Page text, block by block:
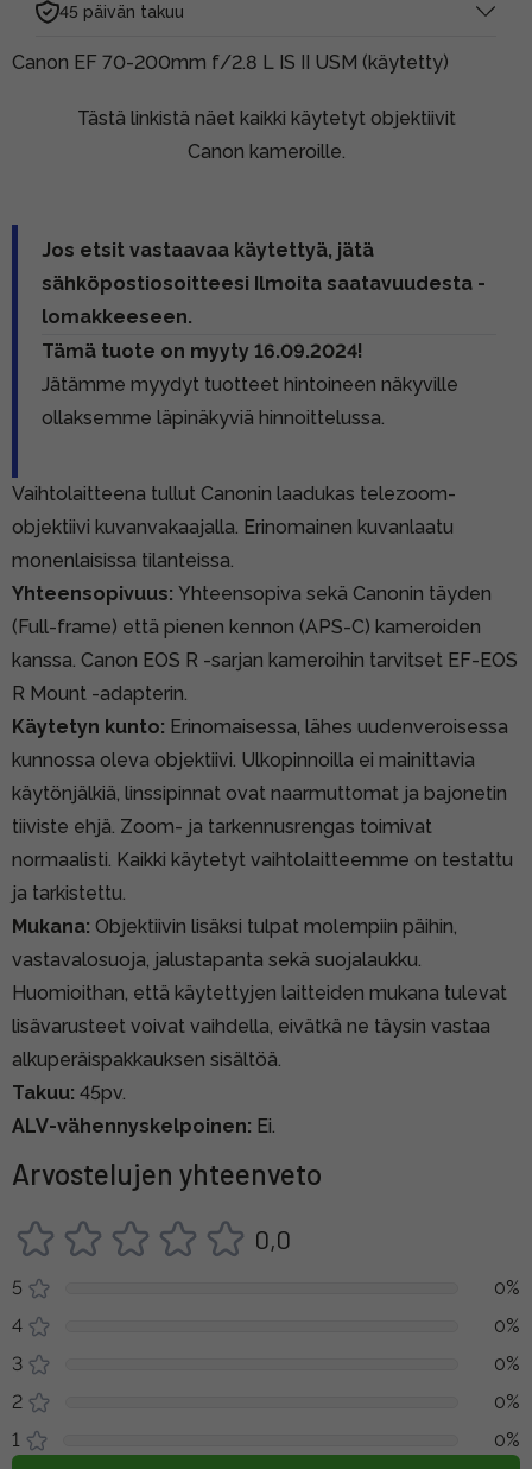
45 päivän takuu
Canon EF 70-200mm f/2.8 L IS II USM (käytetty)
Tästä linkistä näet kaikki käytetyt objektiivit
Canon kameroille.
Jos etsit vastaavaa käytettyä, jätä
sähköpostiosoitteesi Ilmoita saatavuudesta -
lomakkeeseen.
Tämä tuote on myyty 16.09.2024!
Jätämme myydyt tuotteet hintoineen näkyville
ollaksemme läpinäkyviä hinnoittelussa.
Vaihtolaitteena tullut Canonin laadukas telezoom-
objektiivi kuvanvakaajalla. Erinomainen kuvanlaatu
monenlaisissa tilanteissa.
Yhteensopivuus: Yhteensopiva sekä Canonin täyden
(Full-frame) että pienen kennon (APS-C) kameroiden
kanssa. Canon EOS R -sarjan kameroihin tarvitset EF-EOS
R Mount -adapterin.
Käytetyn kunto: Erinomaisessa, lähes uudenveroisessa
kunnossa oleva objektiivi. Ulkopinnoilla ei mainittavia
käytönjälkiä, linssipinnat ovat naarmuttomat ja bajonetin
tiiviste ehjä. Zoom- ja tarkennusrengas toimivat
normaalisti. Kaikki käytetyt vaihtolaitteemme on testattu
ja tarkistettu.
Mukana: Objektiivin lisäksi tulpat molempiin päihin,
vastavalosuoja, jalustapanta sekä suojalaukku.
Huomioithan, että käytettyjen laitteiden mukana tulevat
lisävarusteet voivat vaihdella, eivätkä ne täysin vastaa
alkuperäispakkauksen sisältöä.
Takuu: 45pv.
ALV-vähennyskelpoinen: Ei.
Arvostelujen yhteenveto
0,0
5
0%
4
0%
3
0%
2
0%
1
0%